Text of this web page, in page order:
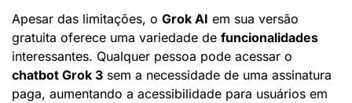
Apesar das limitações, o Grok AI em sua versão
gratuita oferece uma variedade de funcionalidades
chatbot Grok 3 sem a necessidade de uma assinatura
paga, aumentando a acessibilidade para usuários em